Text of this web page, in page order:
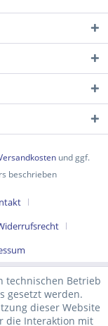
und ggf.
beschrieben
technischen Betrieb
gesetzt werden.
dieser Website
die Interaktion mit